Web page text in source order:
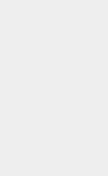
重點了。